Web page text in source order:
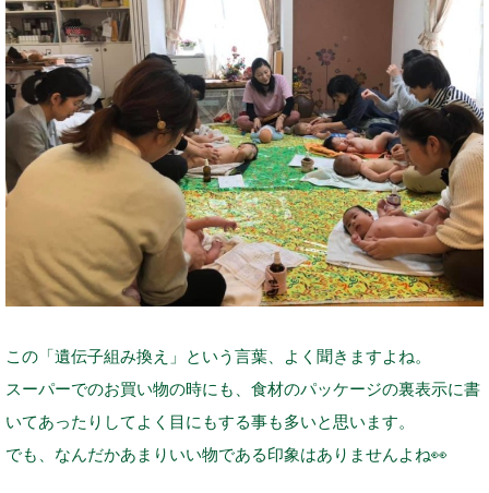
この「遺伝子組み換え」という言葉、よく聞きますよね。
スーパーでのお買い物の時にも、食材のパッケージの裏表示に書
いてあったりしてよく目にもする事も多いと思います。
でも、なんだかあまりいい物である印象はありませんよね👀